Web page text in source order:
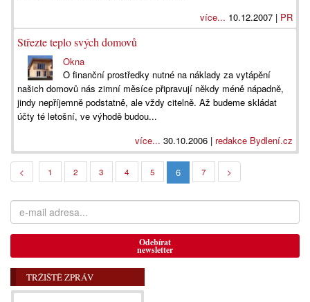
více... 10.12.2007 | PR
Střezte teplo svých domovů
Okna
O finanční prostředky nutné na náklady za vytápění
našich domovů nás zimní měsíce připravují někdy méně nápadně,
jindy nepříjemně podstatně, ale vždy citelně. Až budeme skládat
účty té letošní, ve výhodě budou...
více... 30.10.2006 | redakce Bydlení.cz
< 1 2 3 4 5 6 7 >
Odebírat
newsletter
TRŽIŠTĚ ZPRÁV